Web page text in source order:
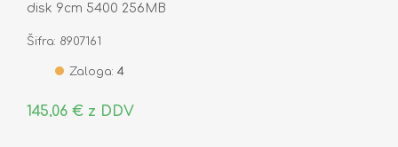
disk 9cm 5400 256MB
Šifra: 8907161
Zaloga: 4
145,06 € z DDV